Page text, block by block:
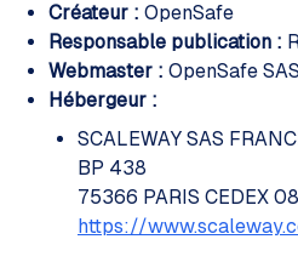
Créateur : OpenSafe
Responsable publication :
Webmaster : OpenSafe SAS
Hébergeur :
SCALEWAY SAS
BP 438
75366 PARIS CEDEX
https://